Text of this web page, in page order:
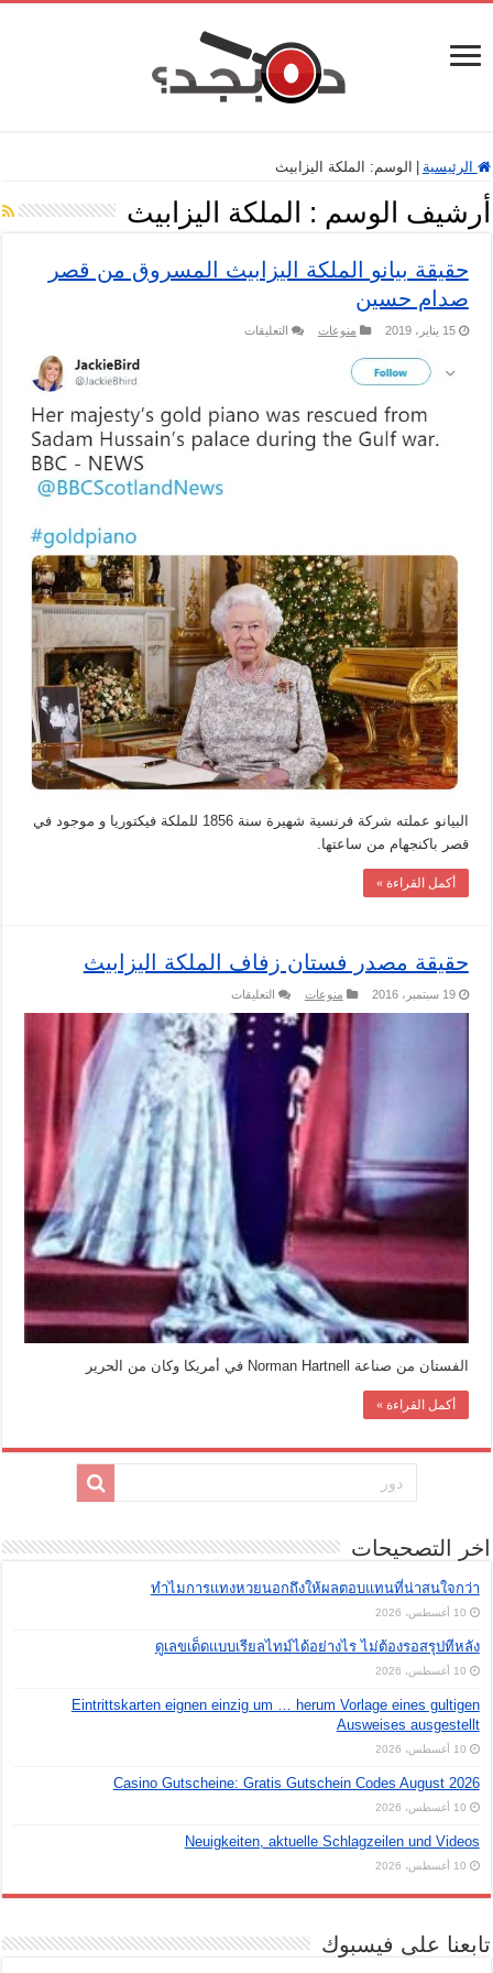
الرئيسية الوسم: الملكة اليزابيث
أرشيف الوسم : الملكة اليزابيث
حقيقة بيانو الملكة اليزابيث المسروق من قصر
صدام حسين
15 يناير، 2019 منوعات التعليقات
من
صدام
البيانو عملته شركة فرنسية شهيرة سنة 1856 للملكة فيكتوريا و موجود في
قصر باكنجهام من ساعتها.
أكمل القراءة »
حقيقة مصدر فستان زفاف الملكة اليزابيث
19 سبتمبر، 2016 منوعات التعليقات
مصدر
فستان
زفاف
الملكة
اليزابيث
مغلقة
الفستان من صناعة Norman Hartnell في أمريكا وكان من الحرير
أكمل القراءة »
اخر التصحيحات
ทำไมการแทงหวยนอกถึงให้ผลตอบแทนที่น่าสนใจกว่า
10 أغسطس، 2026
ดูเลขเด็ดแบบเรียลไทม์ได้อย่างไร ไม่ต้องรอสรุปทีหลัง
10 أغسطس، 2026
Eintrittskarten eignen einzig um … herum Vorlage eines gultigen
Ausweises ausgestellt
10 أغسطس، 2026
Casino Gutscheine: Gratis Gutschein Codes August 2026
10 أغسطس، 2026
Neuigkeiten, aktuelle Schlagzeilen und Videos
10 أغسطس، 2026
تابعنا على فيسبوك